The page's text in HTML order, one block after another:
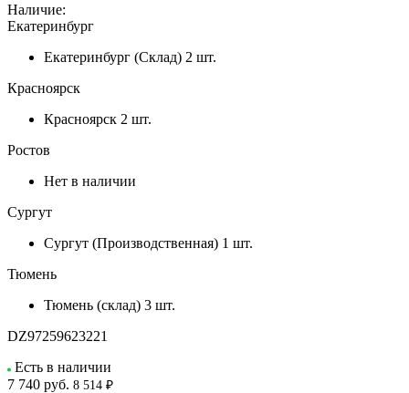
Наличие:
Екатеринбург
Екатеринбург (Склад) 2 шт.
Красноярск
Красноярск 2 шт.
Ростов
Нет в наличии
Сургут
Сургут (Производственная) 1 шт.
Тюмень
Тюмень (склад) 3 шт.
DZ97259623221
Есть в наличии
7 740 руб. 8 514 ₽